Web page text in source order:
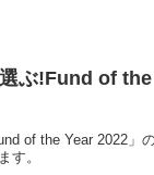
ぶ!Fund of the
of the Year 2022」
す。